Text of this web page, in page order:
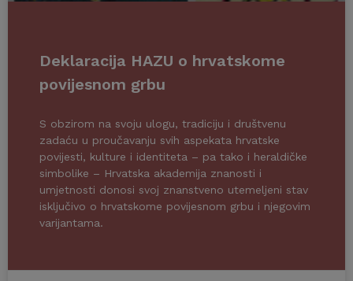
Deklaracija HAZU o hrvatskome
povijesnom grbu
S obzirom na svoju ulogu, tradiciju i društvenu
zadaću u proučavanju svih aspekata hrvatske
povijesti, kulture i identiteta – pa tako i heraldičke
simbolike – Hrvatska akademija znanosti i
umjetnosti donosi svoj znanstveno utemeljeni stav
isključivo o hrvatskome povijesnom grbu i njegovim
varijantama.